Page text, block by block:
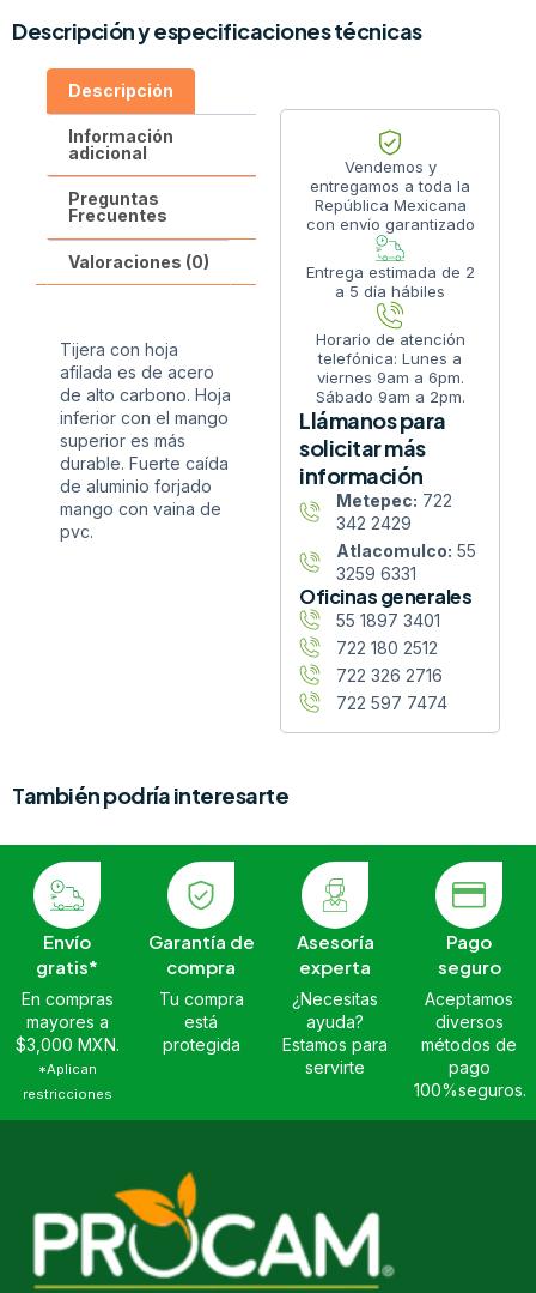
Descripción y especificaciones técnicas
Descripción
Información
adicional
Preguntas
Frecuentes
Valoraciones (0)
Tijera con hoja
afilada es de acero
de alto carbono. Hoja
inferior con el mango
superior es más
durable. Fuerte caída
de aluminio forjado
mango con vaina de
pvc.
Vendemos y
entregamos a toda la
República Mexicana
con envío garantizado
Entrega estimada de 2
a 5 día hábiles
Horario de atención
telefónica: Lunes a
viernes 9am a 6pm.
Sábado 9am a 2pm.
Llámanos para
solicitar más
información
Metepec: 722
342 2429
Atlacomulco: 55
3259 6331
Oficinas generales
55 1897 3401
722 180 2512
722 326 2716
722 597 7474
También podría interesarte
Envío
gratis*
En compras
mayores a
$3,000 MXN.
*Aplican
restricciones
Garantía de
compra
Tu compra
está
protegida
Asesoría
experta
¿Necesitas
ayuda?
Estamos para
servirte
Pago
seguro
Aceptamos
diversos
métodos de
pago
100%seguros.